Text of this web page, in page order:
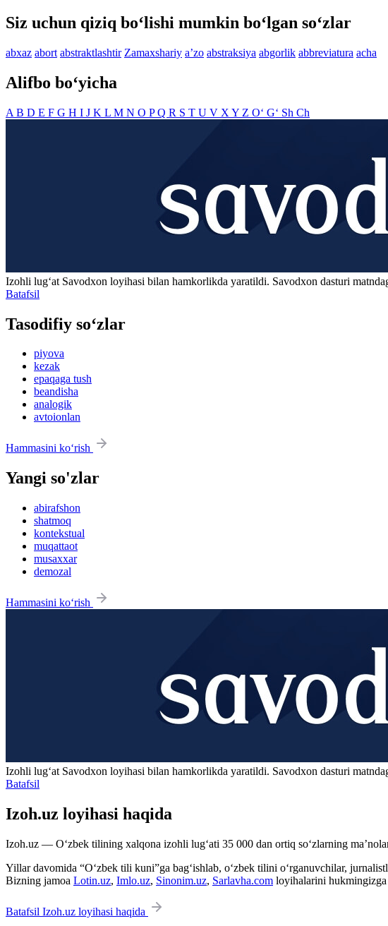
Siz uchun qiziq bo‘lishi mumkin bo‘lgan so‘zlar
abxaz abort abstraktlashtir Zamaxshariy aʼzo abstraksiya abgorlik abbreviatura acha
Alifbo bo‘yicha
A B D E F G H I J K L M N O PQ R S T U V X Y Z O‘ G‘ Sh Ch
Izohli lugʻat Savodxon loyihasi bilan hamkorlikda yaratildi. Savodxon dasturi
Batafsil
Tasodifiy so‘zlar
piyova
kezak
epaqaga tush
beandisha
analogik
avtoionlan
Hammasini ko‘rish
Yangi so'zlar
abirafshon
shatmoq
kontekstual
muqattaot
musaxxar
demozal
Hammasini ko‘rish
Izohli lugʻat Savodxon loyihasi bilan hamkorlikda yaratildi. Savodxon dasturi
Batafsil
Izoh.uz loyihasi haqida
Izoh.uz — O‘zbek tilining xalqona izohli lug‘ati 35 000 dan ortiq so‘zlarning
Yillar davomida “O‘zbek tili kuni”ga bag‘ishlab, o‘zbek tilini o‘rganuvchilar,
Bizning jamoa Lotin.uz, Imlo.uz, Sinonim.uz, Sarlavha.com loyihalarini
Batafsil Izoh.uz loyihasi haqida